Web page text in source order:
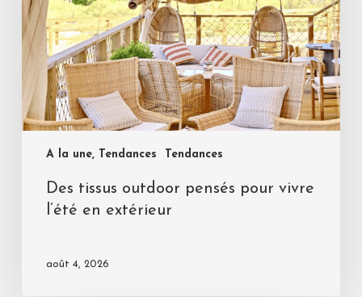
A la une, Tendances Tendances
Des tissus outdoor pensés pour vivre
l’été en extérieur
août 4, 2026